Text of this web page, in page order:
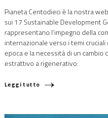
Pianeta Centodieci è la nostra
sui 17 Sustainable Development
rappresentano l’impegno della
internazionale verso i temi
epoca e la necessità di un cambio
estrattivo a rigenerativo.
Leggi tutto